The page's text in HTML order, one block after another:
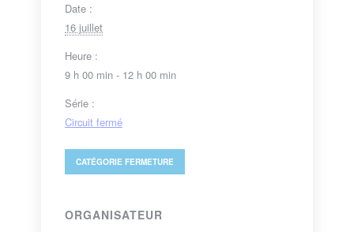
Date :
16 juillet
Heure :
9 h 00 min - 12 h 00 min
Série :
Circuit fermé
CATÉGORIEFERMETURE
ORGANISATEUR